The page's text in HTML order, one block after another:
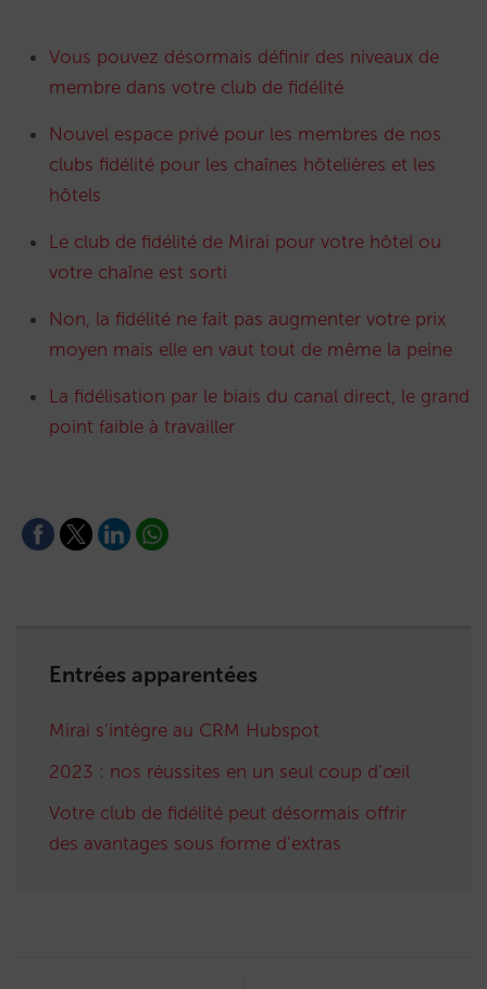
Vous pouvez désormais définir des niveaux de
membre dans votre club de fidélité
Nouvel espace privé pour les membres de nos
clubs fidélité pour les chaînes hôtelières et les
hôtels
Le club de fidélité de Mirai pour votre hôtel ou
votre chaîne est sorti
Non, la fidélité ne fait pas augmenter votre prix
moyen mais elle en vaut tout de même la peine
La fidélisation par le biais du canal direct, le grand
point faible à travailler
Entrées apparentées
Mirai s’intègre au CRM Hubspot
2023 : nos réussites en un seul coup d’œil
Votre club de fidélité peut désormais offrir
des avantages sous forme d’extras